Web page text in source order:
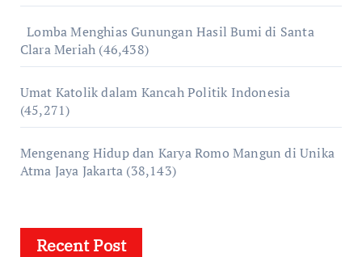
Lomba Menghias Gunungan Hasil Bumi di Santa
Clara Meriah (46,438)
Umat Katolik dalam Kancah Politik Indonesia
(45,271)
Mengenang Hidup dan Karya Romo Mangun di Unika
Atma Jaya Jakarta (38,143)
Recent Post